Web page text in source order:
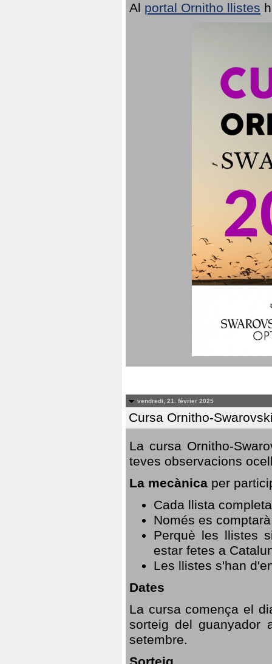
Al portal Ornitho llistes
vendredi, 21. février 2025
Cursa Ornitho-
La cursa Ornitho-
teves observacions
La mecànica per
Cada llista
Només es
Perquè les llistes
estar fetes a
Les llistes s'han
Dates
La cursa comença el
sorteig del guanyador
setembre.